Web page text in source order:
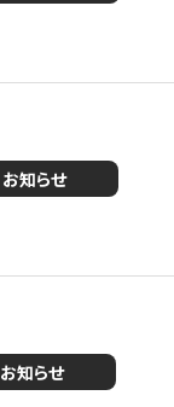
お知らせ
お知らせ